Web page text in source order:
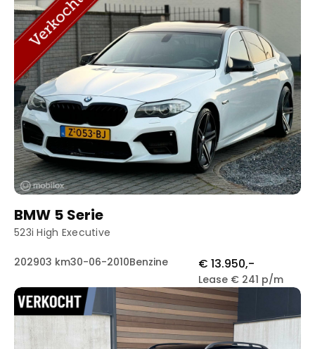
BMW 5 Serie
523i High Executive
202903 km30-06-2010Benzine € 13.950,-
Lease € 241 p/m